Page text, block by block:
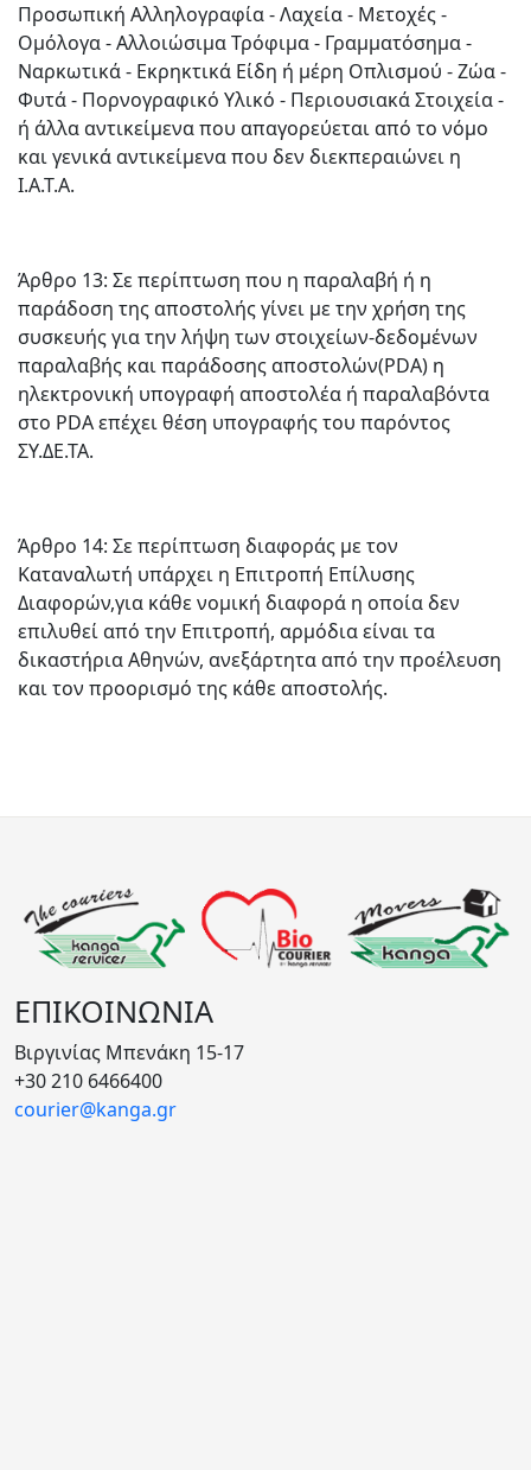
Προσωπική Αλληλογραφία - Λαχεία - Μετοχές -
Ομόλογα - Αλλοιώσιμα Τρόφιμα - Γραμματόσημα -
Ναρκωτικά - Εκρηκτικά Είδη ή μέρη Οπλισμού - Ζώα -
Φυτά - Πορνογραφικό Υλικό - Περιουσιακά Στοιχεία -
ή άλλα αντικείμενα που απαγορεύεται από το νόμο
και γενικά αντικείμενα που δεν διεκπεραιώνει η
Ι.Α.Τ.Α.
Άρθρο 13: Σε περίπτωση που η παραλαβή ή η
παράδοση της αποστολής γίνει με την χρήση της
συσκευής για την λήψη των στοιχείων-δεδομένων
παραλαβής και παράδοσης αποστολών(PDA) η
ηλεκτρονική υπογραφή αποστολέα ή παραλαβόντα
στο PDA επέχει θέση υπογραφής του παρόντος
ΣΥ.ΔΕ.ΤΑ.
Άρθρο 14: Σε περίπτωση διαφοράς με τον
Καταναλωτή υπάρχει η Επιτροπή Επίλυσης
Διαφορών,για κάθε νομική διαφορά η οποία δεν
επιλυθεί από την Επιτροπή, αρμόδια είναι τα
δικαστήρια Αθηνών, ανεξάρτητα από την προέλευση
και τον προορισμό της κάθε αποστολής.
ΕΠΙΚΟΙΝΩΝΙΑ
Βιργινίας Μπενάκη 15-17
+30 210 6466400
courier@kanga.gr